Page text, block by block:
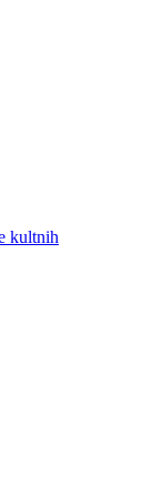
kultnih